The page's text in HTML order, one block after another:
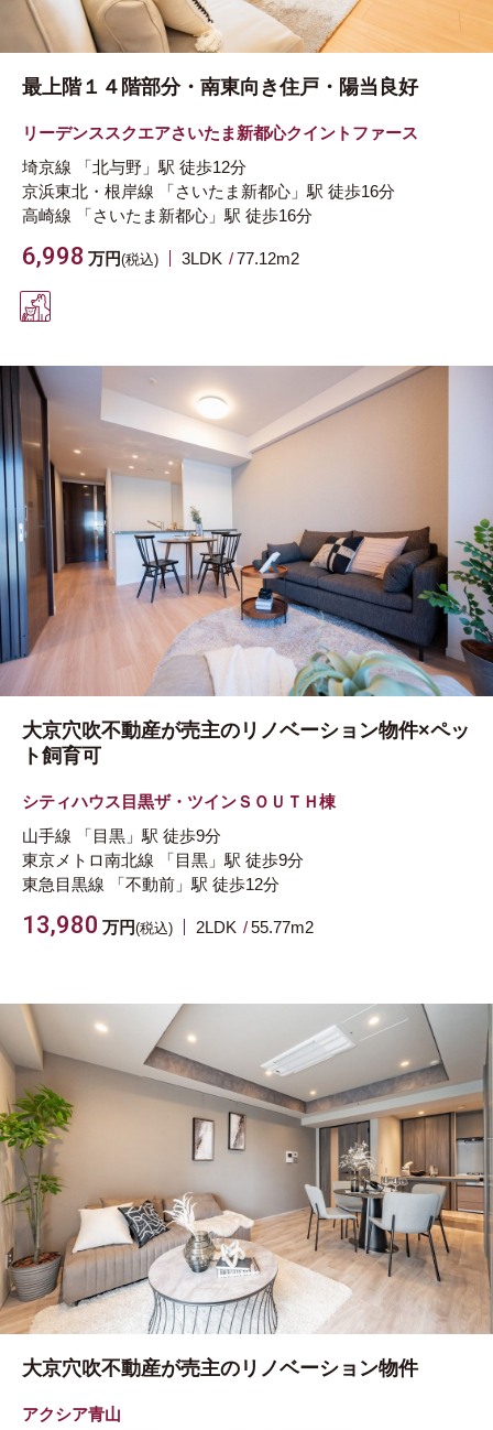
最上階１４階部分・南東向き住戸・陽当良好
リーデンススクエアさいたま新都心クイントファース
埼京線
「北与野」駅 徒歩12分
京浜東北・根岸線
「さいたま新都心」駅 徒歩16分
高崎線
「さいたま新都心」駅 徒歩16分
6,998 万円(税込) 3LDK 77.12m2
大京穴吹不動産が売主のリノベーション物件×ペッ
ト飼育可
シティハウス目黒ザ・ツインＳＯＵＴＨ棟
山手線
「目黒」駅 徒歩9分
東京メトロ南北線
「目黒」駅 徒歩9分
東急目黒線
「不動前」駅 徒歩12分
13,980 万円(税込) 2LDK 55.77m2
大京穴吹不動産が売主のリノベーション物件
アクシア青山